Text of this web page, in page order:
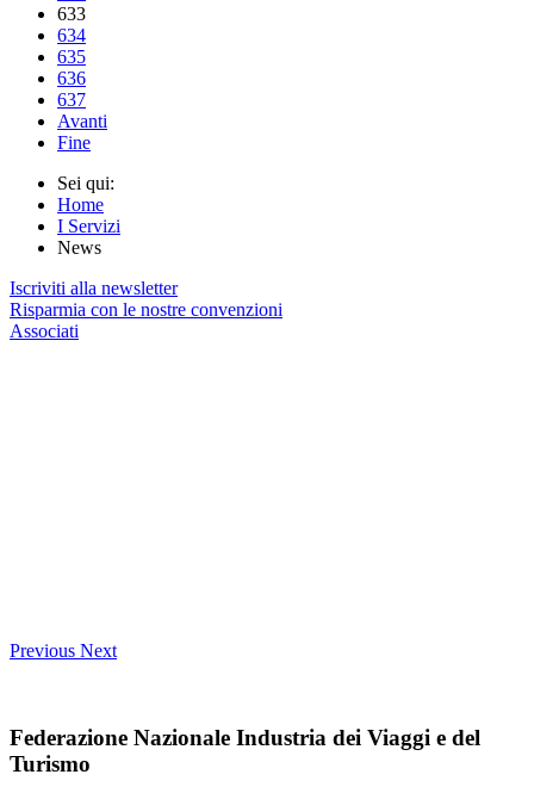
633
634
635
636
637
Avanti
Fine
Sei qui:
Home
I Servizi
News
Iscriviti alla newsletter
Risparmia con le nostre convenzioni
Associati
Previous Next
Federazione Nazionale Industria dei Viaggi e del
Turismo